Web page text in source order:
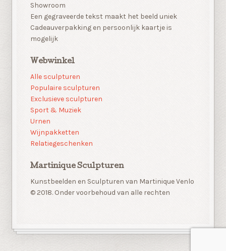
Showroom
Een gegraveerde tekst maakt het beeld uniek
Cadeauverpakking en persoonlijk kaartje is
mogelijk
Webwinkel
Alle sculpturen
Populaire sculpturen
Exclusieve sculpturen
Sport & Muziek
Urnen
Wijnpakketten
Relatiegeschenken
Martinique Sculpturen
Kunstbeelden en Sculpturen van Martinique Venlo
© 2018. Onder voorbehoud van alle rechten